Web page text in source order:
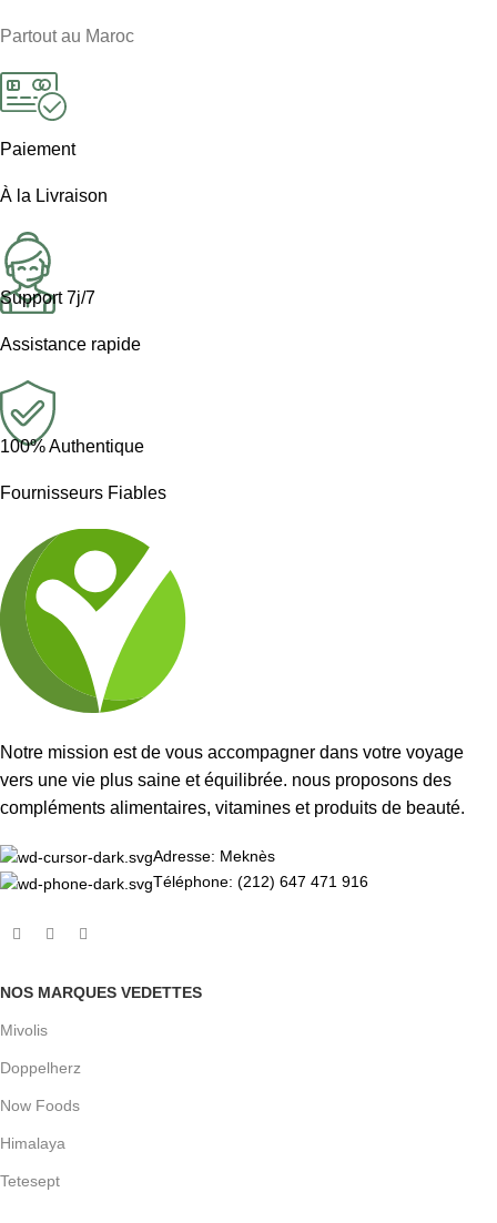
Partout au Maroc
Paiement
À la Livraison
Support 7j/7
Assistance rapide
100% Authentique
Fournisseurs Fiables
Notre mission est de vous accompagner dans votre voyage
vers une vie plus saine et équilibrée. nous proposons des
compléments alimentaires, vitamines et produits de beauté.
Adresse: Meknès
Téléphone: (212) 647 471 916
NOS MARQUES VEDETTES
Mivolis
Doppelherz
Now Foods
Himalaya
Tetesept